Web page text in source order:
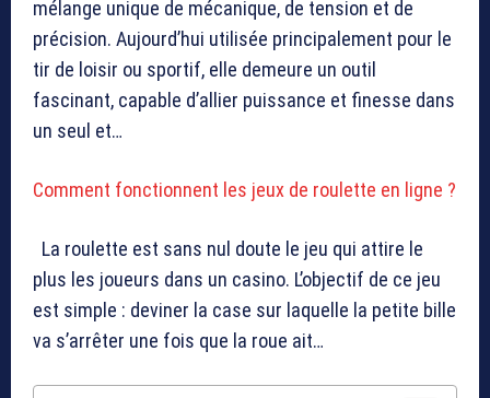
mélange unique de mécanique, de tension et de
précision. Aujourd’hui utilisée principalement pour le
tir de loisir ou sportif, elle demeure un outil
fascinant, capable d’allier puissance et finesse dans
un seul et…
Comment fonctionnent les jeux de roulette en ligne ?
La roulette est sans nul doute le jeu qui attire le
plus les joueurs dans un casino. L’objectif de ce jeu
est simple : deviner la case sur laquelle la petite bille
va s’arrêter une fois que la roue ait…